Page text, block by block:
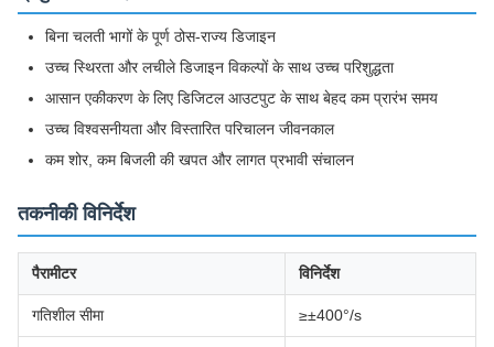
बिना चलती भागों के पूर्ण ठोस-राज्य डिजाइन
उच्च स्थिरता और लचीले डिजाइन विकल्पों के साथ उच्च परिशुद्धता
आसान एकीकरण के लिए डिजिटल आउटपुट के साथ बेहद कम प्रारंभ समय
उच्च विश्वसनीयता और विस्तारित परिचालन जीवनकाल
कम शोर, कम बिजली की खपत और लागत प्रभावी संचालन
तकनीकी विनिर्देश
पैरामीटर विनिर्देश
गतिशील सीमा ≥±400°/s